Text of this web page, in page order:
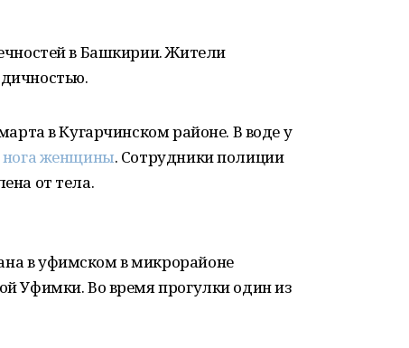
в Башкирии. Жители
в Кугарчинском районе. В воде у
нога женщины. Сотрудники полиции
от тела.
в уфимском в микрорайоне
Уфимки. Во время прогулки один из